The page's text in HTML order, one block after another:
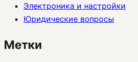
Электроника и настройки
Юридические вопросы
Метки